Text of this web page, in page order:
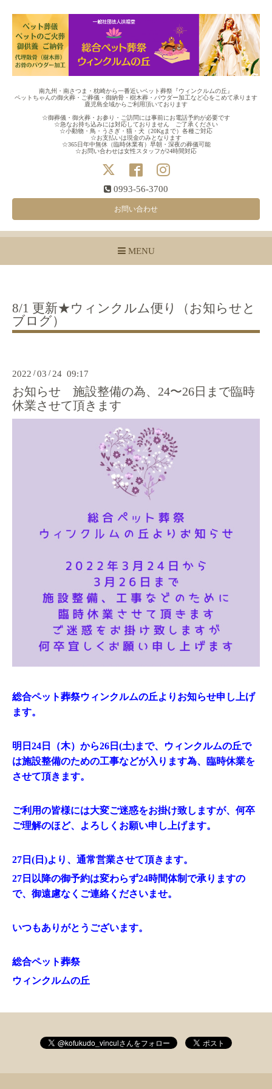
南九州・南さつま・枕崎から一番近いペット葬祭『ウィンクルムの丘』
ペットちゃんの御火葬・ご葬儀・御納骨・樹木葬・パウダー加工など心をこめて承ります
鹿児島全域からご利用頂いております
☆御葬儀・御火葬・お参り・ご訪問には事前にお電話予約が必要です
☆急なお持ち込みには対応しておりません ご了承ください
☆小動物・鳥・うさぎ・猫・犬（20Kgまで）各種ご対応
☆お支払いは現金のみとなります
☆365日年中無休（臨時休業有）早朝・深夜の葬儀可能
☆お問い合わせは女性スタッフが24時間対応
0993-56-3700
お問い合わせ
MENU
8/1 更新★ウィンクルム便り（お知らせと
ブログ）
2022 /03 / 24 09:17
お知らせ 施設整備の為、24〜26日まで臨時
休業させて頂きます
総合ペット葬祭ウィンクルムの丘よりお知らせ申し上げ
ます。
明日24日（木）から26日(土)まで、ウィンクルムの丘で
は施設整備のための工事などが入ります為、臨時休業を
させて頂きます。
ご利用の皆様には大変ご迷惑をお掛け致しますが、何卒
ご理解のほど、よろしくお願い申し上げます。
27日(日)より、通常営業させて頂きます。
27日以降の御予約は変わらず24時間体制で承りますの
で、御遠慮なくご連絡くださいませ。
いつもありがとうございます。
総合ペット葬祭
ウィンクルムの丘